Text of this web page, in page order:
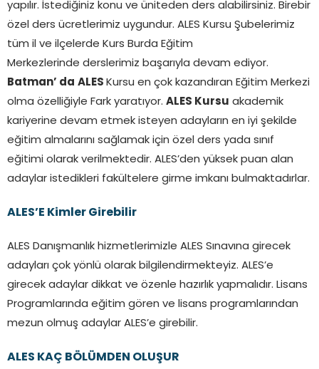
yapılır. İstediğiniz konu ve üniteden ders alabilirsiniz. Birebir
özel ders ücretlerimiz uygundur. ALES Kursu Şubelerimiz
tüm il ve ilçelerde Kurs Burda Eğitim
Merkezlerinde derslerimiz başarıyla devam ediyor.
Batman’ da ALES Kursu en çok kazandıran Eğitim Merkezi
olma özelliğiyle Fark yaratıyor. ALES Kursu akademik
kariyerine devam etmek isteyen adayların en iyi şekilde
eğitim almalarını sağlamak için özel ders yada sınıf
eğitimi olarak verilmektedir. ALES’den yüksek puan alan
adaylar istedikleri fakültelere girme imkanı bulmaktadırlar.
ALES’E Kimler Girebilir
ALES Danışmanlık hizmetlerimizle ALES Sınavına girecek
adayları çok yönlü olarak bilgilendirmekteyiz. ALES’e
girecek adaylar dikkat ve özenle hazırlık yapmalıdır. Lisans
Programlarında eğitim gören ve lisans programlarından
mezun olmuş adaylar ALES’e girebilir.
ALES KAÇ BÖLÜMDEN OLUŞUR